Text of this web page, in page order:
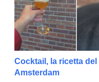
Cocktail, la ricetta
Amsterdam